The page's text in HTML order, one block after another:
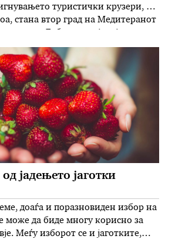
туристички крузери, на
стана втор град на Медитеранот
Само еден од трите крузери
со над 5.000 патници. –
…
јадењето јаготки
доаѓа и поразновиден избор на
може да биде многу корисно за
Меѓу изборот се и јаготките,